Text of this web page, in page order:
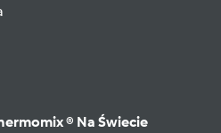
® Na Świecie